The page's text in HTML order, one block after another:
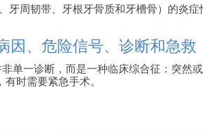
牙周韧带、牙根牙骨质和牙槽骨）的炎症
因、危险信号、诊断和急救
非单一诊断，而是一种临床综合征：突然
有时需要紧急手术。